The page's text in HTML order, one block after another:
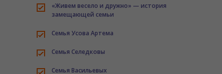
-- Как взять детей из «Центра помощи детям,
дни или каникулы
-- Памятка по восстановлению в родительских правах
«Живем весело и дружно» — история
замещающей семьи
Семья Усова Артема
Семья Селедковы
Семья Васильевых